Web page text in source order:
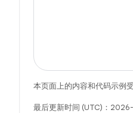
本页面上的内容和代码示例受
最后更新时间 (UTC)：